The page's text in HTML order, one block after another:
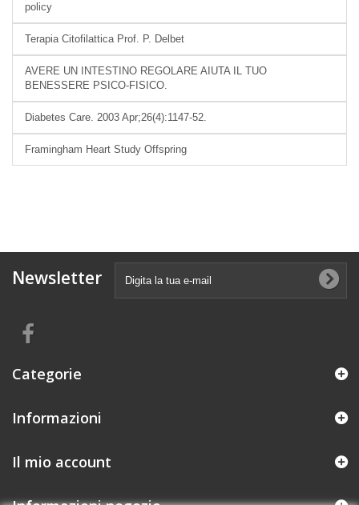
policy
Terapia Citofilattica Prof. P. Delbet
AVERE UN INTESTINO REGOLARE AIUTA IL TUO
BENESSERE PSICO-FISICO.
Diabetes Care. 2003 Apr;26(4):1147-52.
Framingham Heart Study Offspring
Newsletter
Categorie
Informazioni
Il mio account